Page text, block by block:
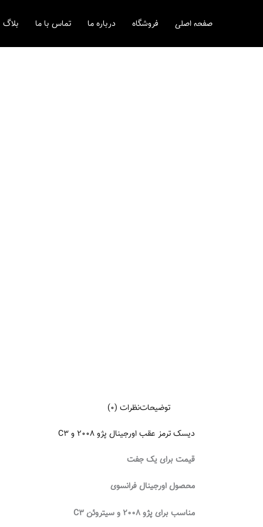
صفحه اصلی فروشگاه درباره ما تماس با ما بلاگ
توضیحاتنظرات (0)
دیسک ترمز عقب اورجینال پژو 2008 و C3
قیمت برای یک جفت
محصول اورجینال فرانسوی
مناسب برای پژو ۲۰۰۸ و سیتروئن C3